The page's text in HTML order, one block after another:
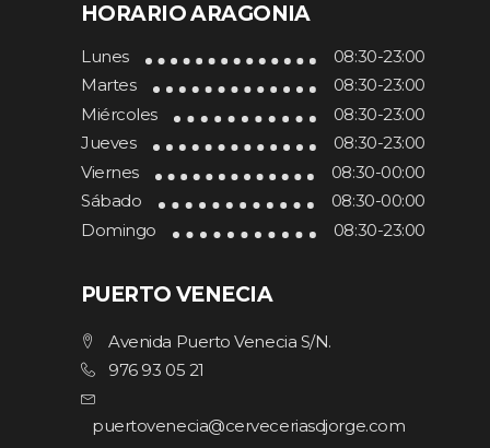
HORARIO ARAGONIA
Lunes
08:30-23:00
Martes
08:30-23:00
Miércoles
08:30-23:00
Jueves
08:30-23:00
Viernes
08:30-00:00
Sábado
08:30-00:00
Domingo
08:30-23:00
PUERTO VENECIA
Avenida Puerto Venecia S/N.
976 93 05 21
puertovenecia@cerveceriasdjorge.com